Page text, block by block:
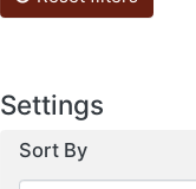
Settings
Sort By